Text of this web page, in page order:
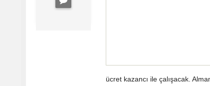
ücret kazancı ile çalışacak.